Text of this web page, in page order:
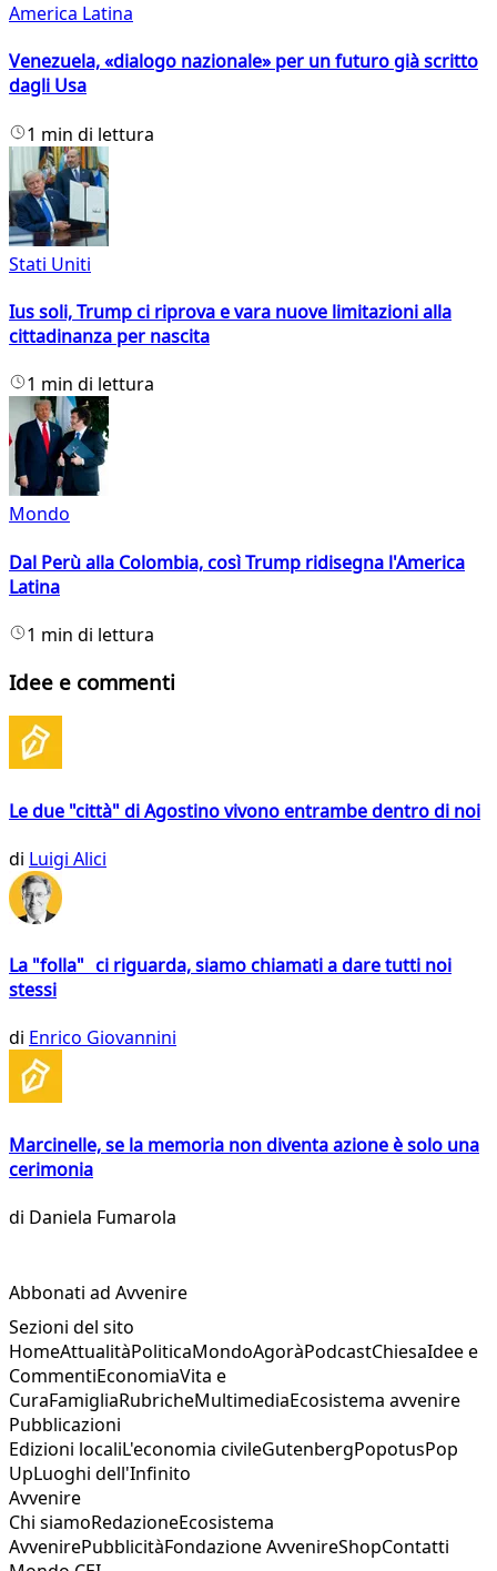
America Latina
Venezuela, «dialogo nazionale» per un futuro già scritto
dagli Usa
1 min di lettura
Stati Uniti
Ius soli, Trump ci riprova e vara nuove limitazioni alla
cittadinanza per nascita
1 min di lettura
Mondo
Dal Perù alla Colombia, così Trump ridisegna l'America
Latina
1 min di lettura
Idee e commenti
Le due "città" di Agostino vivono entrambe dentro di noi
di Luigi Alici
La "folla" ci riguarda, siamo chiamati a dare tutti noi
stessi
di Enrico Giovannini
Marcinelle, se la memoria non diventa azione è solo una
cerimonia
di Daniela Fumarola
Abbonati ad Avvenire
Sezioni del sito
HomeAttualitàPoliticaMondoAgoràPodcastChiesaIdee e
CommentiEconomiaVita e
CuraFamigliaRubricheMultimediaEcosistema avvenire
Pubblicazioni
Edizioni localiL'economia civileGutenbergPopotusPop
UpLuoghi dell'Infinito
Avvenire
Chi siamoRedazioneEcosistema
AvvenirePubblicitàFondazione AvvenireShopContatti